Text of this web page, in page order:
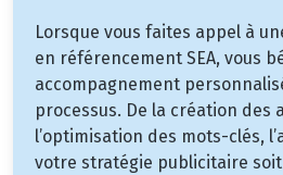
Lorsque vous faites appel à
en référencement SEA, vous
accompagnement
processus. De la création des
l’optimisation des mots-clés,
votre stratégie publicitaire